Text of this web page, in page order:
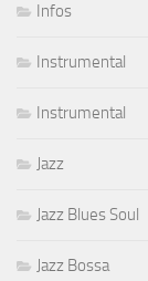
Infos
Instrumental
Instrumental
Jazz
Jazz Blues Soul
Jazz Bossa